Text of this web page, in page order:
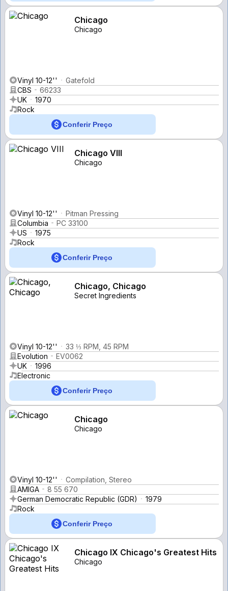
Chicago
Chicago
Vinyl 10-12''
Gatefold
CBS
66233
UK
1970
Rock
Conferir Preço
Chicago VIII
Chicago
Vinyl 10-12''
Pitman Pressing
Columbia
PC 33100
US
1975
Rock
Conferir Preço
Chicago, Chicago
Secret Ingredients
Vinyl 10-12''
33 ⅓ RPM, 45 RPM
Evolution
EV0062
UK
1996
Electronic
Conferir Preço
Chicago
Chicago
Vinyl 10-12''
Compilation, Stereo
AMIGA
8 55 670
German Democratic Republic (GDR)
1979
Rock
Conferir Preço
Chicago IX Chicago's Greatest Hits
Chicago